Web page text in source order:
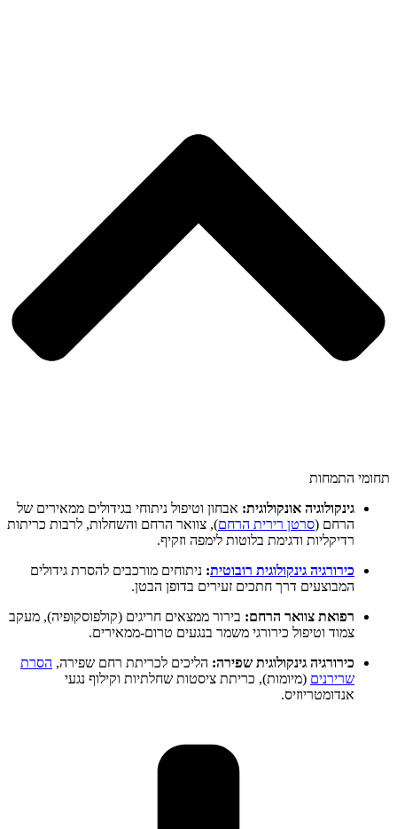
תחומי התמחות
גינקולוגיה אונקולוגית: אבחון וטיפול ניתוחי בגידולים ממאירים של
הרחם (סרטן רירית הרחם), צוואר הרחם והשחלות, לרבות כריתות
רדיקליות ודגימת בלוטות לימפה וזקיף.
כירורגיה גינקולוגית רובוטית: ניתוחים מורכבים להסרת גידולים
המבוצעים דרך חתכים זעירים בדופן הבטן.
רפואת צוואר הרחם: בירור ממצאים חריגים (קולפוסקופיה), מעקב
צמוד וטיפול כירורגי משמר בנגעים טרום-ממאירים.
כירורגיה גינקולוגית שפירה: הליכים לכריתת רחם שפירה, הסרת
שרירנים (מיומות), כריתת ציסטות שחלתיות וקילוף נגעי
אנדומטריוזיס.